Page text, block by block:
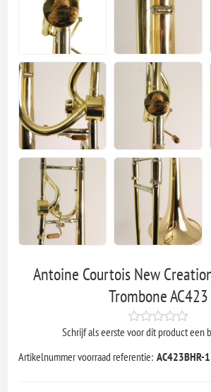
Antoine Courtois New
Trombone AC423
Schrijf als eerste voor dit product een
Artikelnummer voorraad referentie: AC423BHR-1